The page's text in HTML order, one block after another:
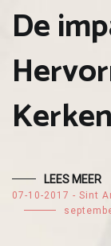
De
Kerken
LEES MEER
07-10-2017 - Sint